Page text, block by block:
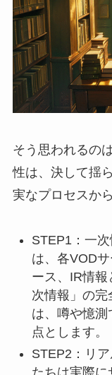
そう思われるの
性は、決して揺
実なプロセスか
STEP1：一
は、各VOD
ース、IR情
次情報」の完
は、噂や憶
点とします。
STEP2：リ
たちは実際に